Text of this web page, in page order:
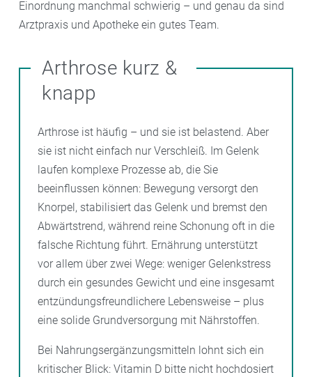
Einordnung manchmal schwierig – und genau da sind
Arztpraxis und Apotheke ein gutes Team.
Arthrose kurz &
knapp
Arthrose ist häufig – und sie ist belastend. Aber
sie ist nicht einfach nur Verschleiß. Im Gelenk
laufen komplexe Prozesse ab, die Sie
beeinflussen können: Bewegung versorgt den
Knorpel, stabilisiert das Gelenk und bremst den
Abwärtstrend, während reine Schonung oft in die
falsche Richtung führt. Ernährung unterstützt
vor allem über zwei Wege: weniger Gelenkstress
durch ein gesundes Gewicht und eine insgesamt
entzündungsfreundlichere Lebensweise – plus
eine solide Grundversorgung mit Nährstoffen.
Bei Nahrungsergänzungsmitteln lohnt sich ein
kritischer Blick: Vitamin D bitte nicht hochdosiert